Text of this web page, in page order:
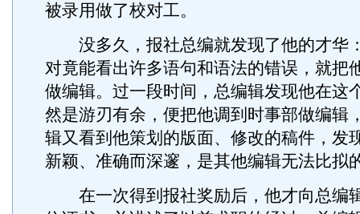
被录用做了校对工。
没多久，报社总编就发现了他的才华
对竟能看出许多语句和语法的错误，就把
做编辑。过一段时间，总编辑发现他在这
然是游刃有余，便把他调到时事部做编辑
辑又看到他策划的版面、修改的稿件，发
新颖、准确而深邃，是其他编辑无法比拟
在一次得到报社奖励后，他才向总编